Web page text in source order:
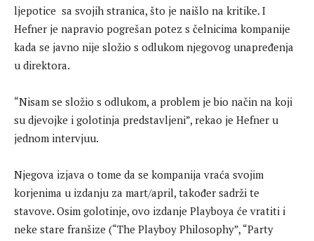
ljepotice sa svojih stranica, što je naišlo na kritike. I
Hefner je napravio pogrešan potez s čelnicima kompanije
kada se javno nije složio s odlukom njegovog unapređenja
u direktora.
“Nisam se složio s odlukom, a problem je bio način na koji
su djevojke i golotinja predstavljeni”, rekao je Hefner u
jednom intervjuu.
Njegova izjava o tome da se kompanija vraća svojim
korjenima u izdanju za mart/april, također sadrži te
stavove. Osim golotinje, ovo izdanje Playboya će vratiti i
neke stare franšize (“The Playboy Philosophy”, “Party